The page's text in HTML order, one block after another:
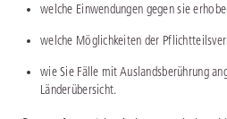
welche Einwendungen gegen sie
welche Möglichkeiten der
wie Sie Fälle mit Auslandsberührung
Länderübersicht.